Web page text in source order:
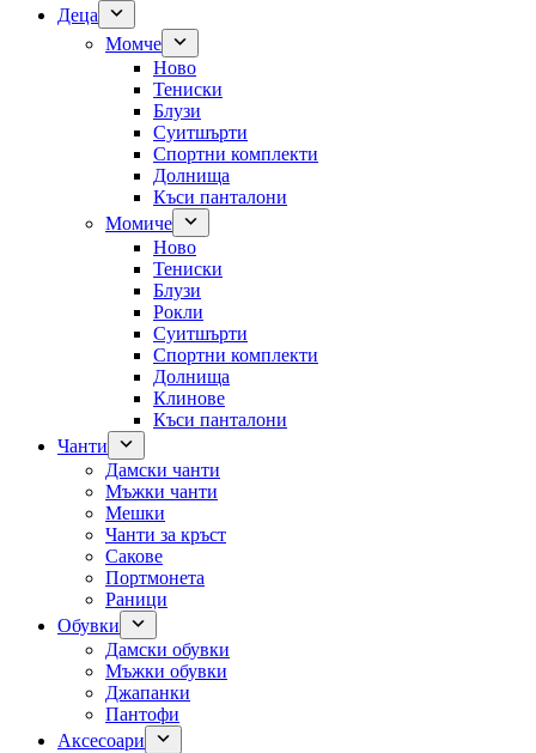
Деца
Момче
Ново
Тениски
Блузи
Суитшърти
Спортни комплекти
Долнища
Къси панталони
Момиче
Ново
Тениски
Блузи
Рокли
Суитшърти
Спортни комплекти
Долнища
Клинове
Къси панталони
Чанти
Дамски чанти
Мъжки чанти
Мешки
Чанти за кръст
Сакове
Портмонета
Раници
Обувки
Дамски обувки
Мъжки обувки
Джапанки
Пантофи
Аксесоари